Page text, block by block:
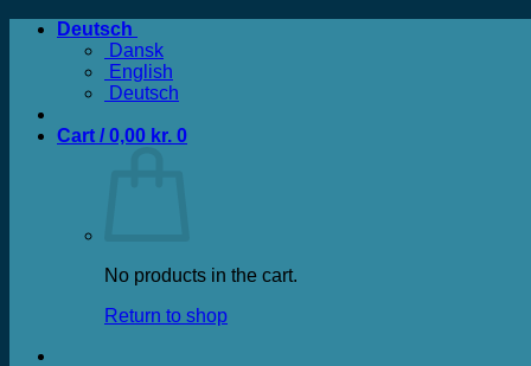
Zum
Deutsch
Dansk
English
Deutsch
Cart /0,00 kr. 0
No products in the cart.
Return to shop